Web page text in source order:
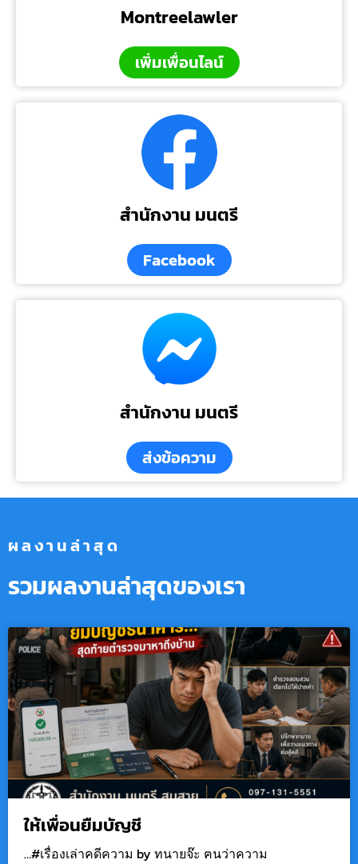
Montreelawler
เพิ่มเพื่อนไลน์
สำนักงาน มนตรี
Facebook
สำนักงาน มนตรี
ส่งข้อความ
ผลงานล่าสุด
รวมผลงานล่าสุดของเรา
ให้เพื่อนยืมบัญชี
…#เรื่องเล่าคดีความ by ทนายจ๊ะ ฅนว่าความ